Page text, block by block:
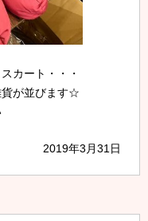
カート・・・
貨が並びます☆
2019年3月31日